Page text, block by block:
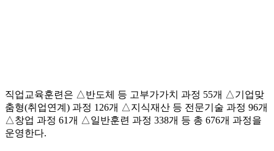
직업교육훈련은 △반도체 등 고부가가치 과정 55개 △기업맞
춤형(취업연계) 과정 126개 △지식재산 등 전문기술 과정 96개
△창업 과정 61개 △일반훈련 과정 338개 등 총 676개 과정을
운영한다.